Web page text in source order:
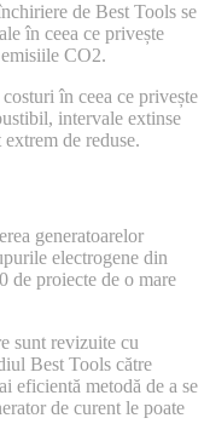
de Best Tools se
în ceea ce privește
CO2.
în ceea ce privește
intervale extinse
de reduse.
generatoarelor
electrogene din
de proiecte de o mare
sunt revizuite cu
Best Tools către
eficientă metodă de a se
de curent le poate